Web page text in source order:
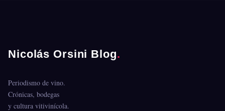
Nicolás Orsini Blog.
Periodismo de vino.
Crónicas, bodegas
y cultura vitivinícola.